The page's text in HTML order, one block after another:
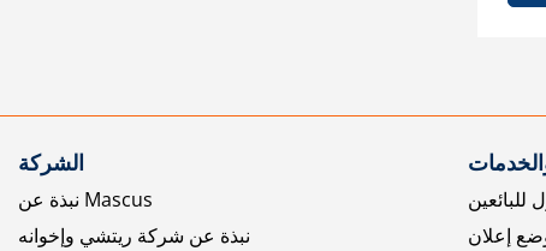
الشركة
نبذة عن Mascus
نبذة عن شركة ريتشي وإخوانه
للبائعين
إعلان